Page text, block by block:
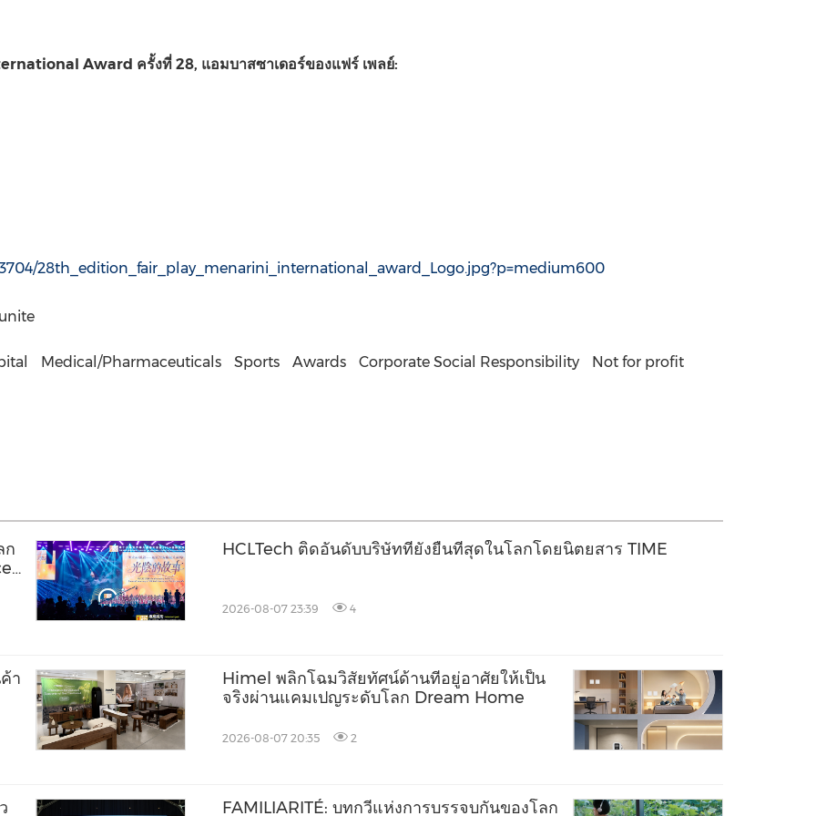
Award ครั้งที่ 28, แอมบาสซาเดอร์ของแฟร์ เพลย์:
28th_edition_fair_play_menarini_international_award_Logo.jpg?p=medium600
Medical/Pharmaceuticals Sports Awards Corporate Social Responsibility Not for profit
ก
HCLTech ติดอันดับบริษัทที่ยั่งยืนที่สุดในโลกโดยนิตยสาร TIME
2026-08-07 23:39 4
า
Himel พลิกโฉมวิสัยทัศน์ด้านที่อยู่อาศัยให้เป็น
จริงผ่านแคมเปญระดับโลก Dream Home
2026-08-07 20:35 2
FAMILIARITÉ: บทกวีแห่งการบรรจบกันของโลก